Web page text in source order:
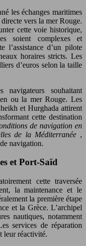
les échanges maritimes
vers la mer Rouge.
cette voie historique,
soient complexes et
l’assistance d’un pilote
horaires stricts. Les
d’euros selon la taille
navigateurs souhaitant
ou la mer Rouge. Les
et Hurghada attirent
cette destination
de navigation en
de la Méditerranée ,
navigation.
et Port-Saïd
cette traversée
la maintenance et le
la première étape
et la Grèce. L’archipel
nautiques, notamment
services de réparation
leur réactivité.